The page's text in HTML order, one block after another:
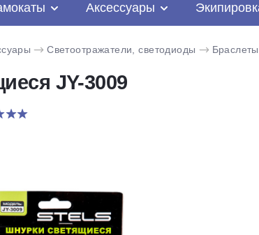
Аксессуары
Светоотражатели, светодиоды
JY-3009